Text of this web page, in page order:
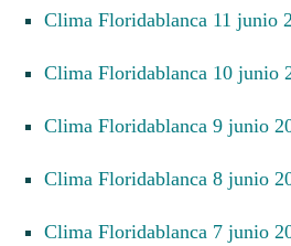
Clima Floridablanca 11 junio
Clima Floridablanca 10 junio
Clima Floridablanca 9 junio
Clima Floridablanca 8 junio
Clima Floridablanca 7 junio